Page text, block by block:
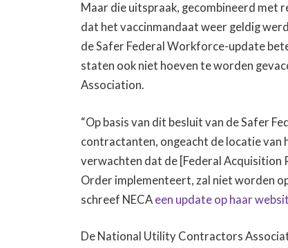
Maar die uitspraak, gecombineerd met
dat het vaccinmandaat weer geldig
de Safer Federal Workforce-update
staten ook niet hoeven te worden
Association.
“Op basis van dit besluit van de Safer
contractanten, ongeacht de locatie van
verwachten dat de [Federal Acquisition
Order implementeert, zal niet worden
schreef NECA een update op haar
De National Utility Contractors